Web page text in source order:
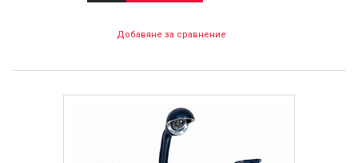
Добавяне за сравнение